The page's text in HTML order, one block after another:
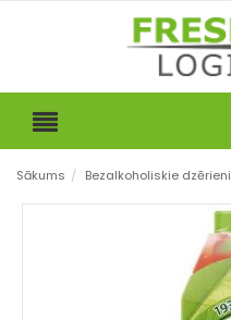
Sākums / Bezalkoholiskie dzērieni